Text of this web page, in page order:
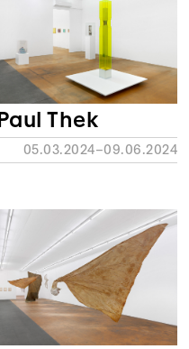
Paul Thek
05.03.2024–09.06.2024